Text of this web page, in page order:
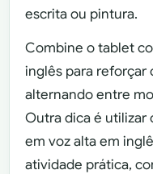
escrita ou pintura.
Combine o tablet
inglês para reforçar
alternando entre
Outra dica é utilizar
em voz alta em
atividade prática,